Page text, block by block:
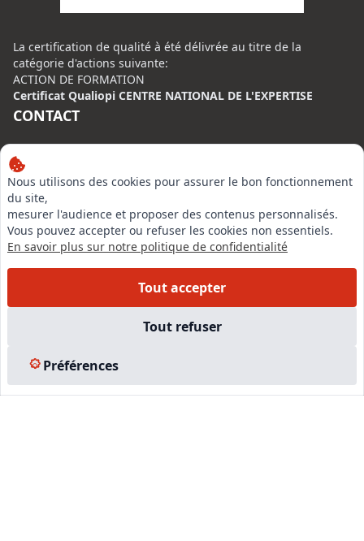
Nous utilisons des cookies pour assurer le bon fonctionnement
du site,
mesurer l'audience et proposer des contenus personnalisés.
Vous pouvez accepter ou refuser les cookies non essentiels.
En savoir plus sur notre politique de confidentialité
Tout accepter
Tout refuser
Préférences
La certification de qualité à été délivrée au titre de la
catégorie d'actions suivante:
ACTION DE FORMATION
Certificat Qualiopi CENTRE NATIONAL DE L'EXPERTISE
CONTACT
Centre National de l’Expertise (CNE)
20 rue Henri Regnault, 75014 Paris
N°VERT : 0800 00 80 89
Facebook